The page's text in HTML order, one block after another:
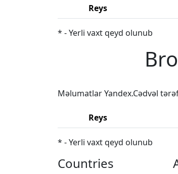
Reys
* - Yerli vaxt qeyd olunub
Məlumatlar Yandex.Cədvəl
Reys
* - Yerli vaxt qeyd olunub
Countries